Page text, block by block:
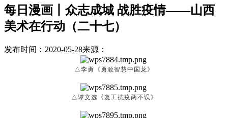
每日漫画丨众志成城 战胜疫情——山西
美术在行动（二十七）
发布时间：2020-05-28来源：
△李勇《勇敢智慧中国龙》
△谭文选《复工抗疫两不误》